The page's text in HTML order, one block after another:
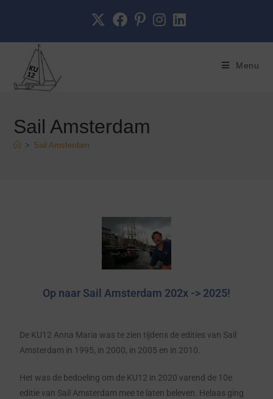
Menu
Sail Amsterdam
> Sail Amsterdam
Op naar Sail Amsterdam 202x -> 2025!
De KU12 Anna Maria was te zien tijdens de edities van Sail
Amsterdam in 1995, in 2000, in 2005 en in 2010.
Het was de bedoeling om de KU12 in 2020 varend de 10e
editie van Sail Amsterdam mee te laten beleven. Helaas ging